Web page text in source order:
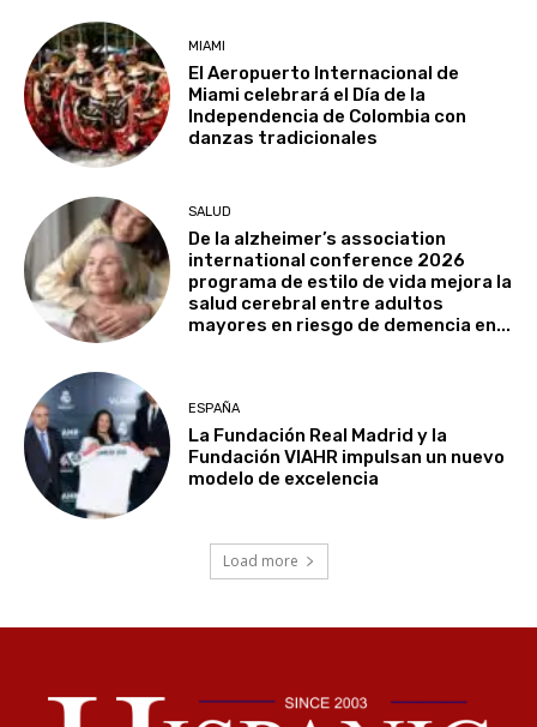
MIAMI
El Aeropuerto Internacional de
Miami celebrará el Día de la
Independencia de Colombia con
danzas tradicionales
SALUD
De la alzheimer’s association
international conference 2026
programa de estilo de vida mejora la
salud cerebral entre adultos
mayores en riesgo de demencia en...
ESPAÑA
La Fundación Real Madrid y la
Fundación VIAHR impulsan un nuevo
modelo de excelencia
Load more